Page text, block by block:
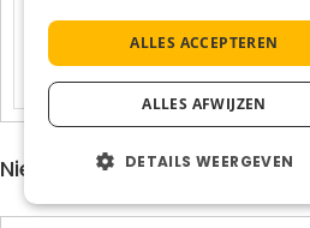
Als u de taalcookie
ondersteunen, wordt deze
voor gebruikers die niet zijn
Niet-geclassificeerd
ALLES ACCEPTEREN
ALLES AFWIJZEN
DETAILS WEERGEVEN